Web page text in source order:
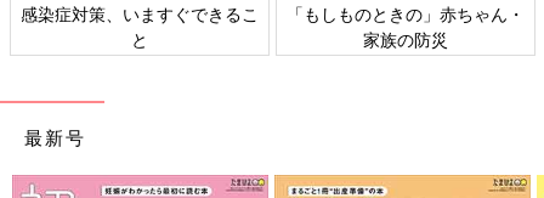
感染症対策、いますぐできるこ
と
「もしものときの」赤ちゃん・
家族の防災
最新号